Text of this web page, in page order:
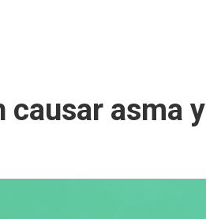
causar asma y